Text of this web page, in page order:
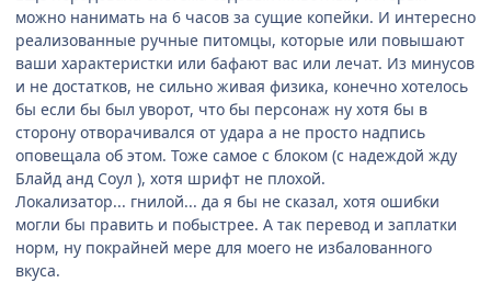
можно нанимать на 6 часов за сущие копейки. И интересно
реализованные ручные питомцы, которые или повышают
ваши характеристки или бафают вас или лечат. Из минусов
и не достатков, не сильно живая физика, конечно хотелось
бы если бы был уворот, что бы персонаж ну хотя бы в
сторону отворачивался от удара а не просто надпись
оповещала об этом. Тоже самое с блоком (с надеждой жду
Блайд анд Соул ), хотя шрифт не плохой.
Локализатор... гнилой... да я бы не сказал, хотя ошибки
могли бы править и побыстрее. А так перевод и заплатки
норм, ну покрайней мере для моего не избалованного
вкуса.